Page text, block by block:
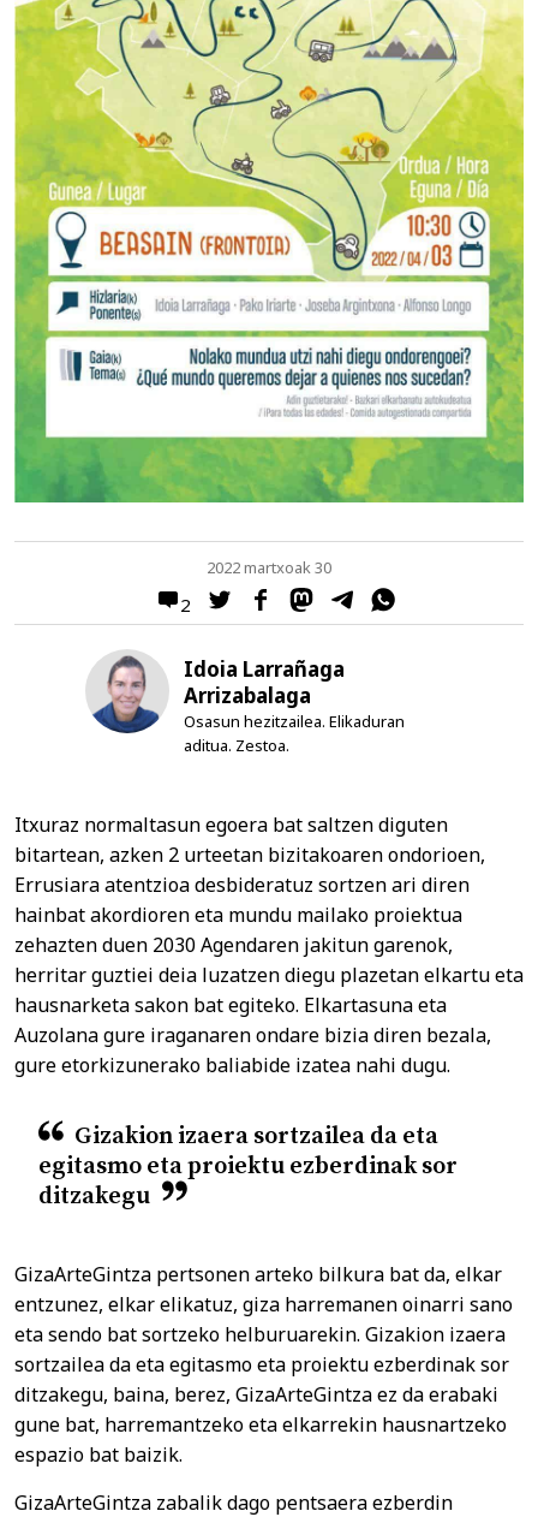
2
2022 martxoak 30
Idoia Larrañaga
Arrizabalaga
Osasun hezitzailea. Elikaduran
aditua. Zestoa.
Itxuraz normaltasun egoera bat saltzen diguten
bitartean, azken 2 urteetan bizitakoaren ondorioen,
Errusiara atentzioa desbideratuz sortzen ari diren
hainbat akordioren eta mundu mailako proiektua
zehazten duen 2030 Agendaren jakitun garenok,
herritar guztiei deia luzatzen diegu plazetan elkartu eta
hausnarketa sakon bat egiteko. Elkartasuna eta
Auzolana gure iraganaren ondare bizia diren bezala,
gure etorkizunerako baliabide izatea nahi dugu.
Gizakion izaera sortzailea da eta
egitasmo eta proiektu ezberdinak sor
ditzakegu
GizaArteGintza pertsonen arteko bilkura bat da, elkar
entzunez, elkar elikatuz, giza harremanen oinarri sano
eta sendo bat sortzeko helburuarekin. Gizakion izaera
sortzailea da eta egitasmo eta proiektu ezberdinak sor
ditzakegu, baina, berez, GizaArteGintza ez da erabaki
gune bat, harremantzeko eta elkarrekin hausnartzeko
espazio bat baizik.
GizaArteGintza zabalik dago pentsaera ezberdin